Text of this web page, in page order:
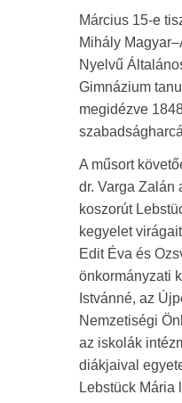
Március 15-e
Mihály
Nyelvű
Gimnázium
megidézve
A műsort
dr. Varga Zalán
koszorút
kegyelet
Edit Éva és
önkormányzati
Istvánné, az
Nemzetiségi
az iskolák
diákjaival
Lebstück Mária